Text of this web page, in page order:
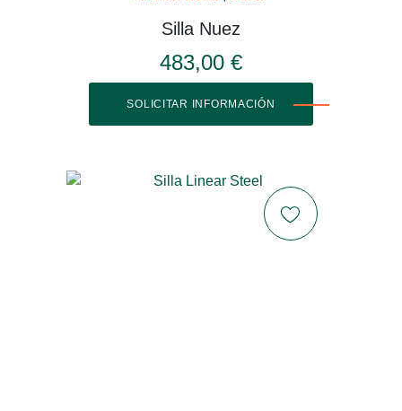
Silla Nuez
483,00 €
SOLICITAR INFORMACIÓN